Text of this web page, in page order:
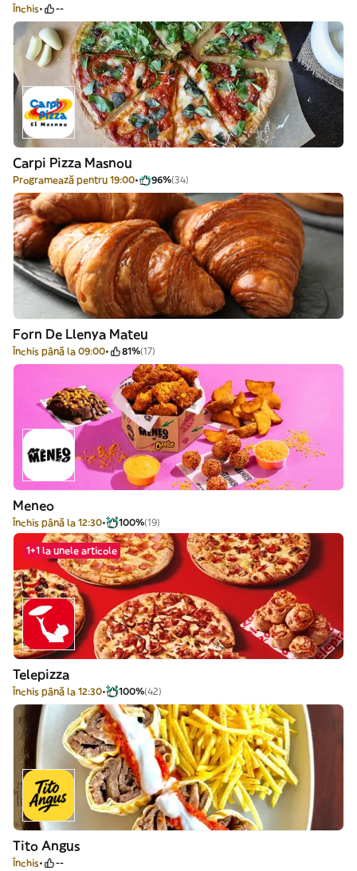
Închis --
Carpi Pizza Masnou
Programează pentru 19:00 96%(34)
Forn De Llenya Mateu
Închis până la 09:00 81%(17)
Meneo
Închis până la 12:30 100%(19)
1+1 la unele articole
Telepizza
Închis până la 12:30 100%(42)
Tito Angus
Închis --